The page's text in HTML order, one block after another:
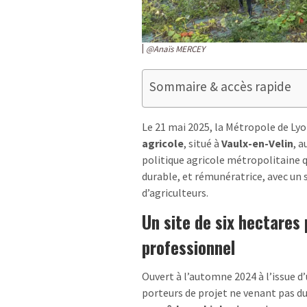
@Anaïs MERCEY
Sommaire & accès rapide
Le 21 mai 2025, la Métropole de
agricole, situé à Vaulx-en-Velin,
politique agricole métropolitaine
durable, et rémunératrice, avec
d’agriculteurs.
Un site de six
professionnel
Ouvert à l’automne 2024 à l’issue
porteurs de projet ne venant pas